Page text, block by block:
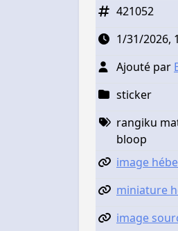
421052
1/31/2026,
Ajouté par
sticker
rangiku
bloop
image
miniature
image